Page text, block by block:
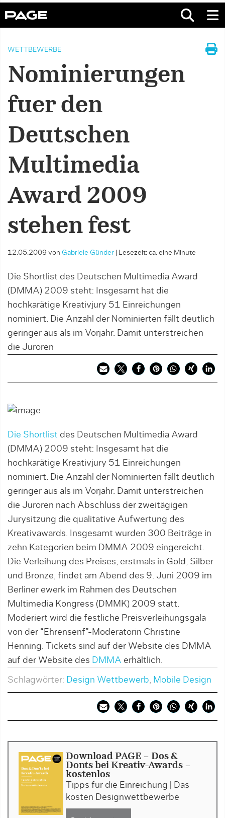
WETTBEWERBE
Nominierungen
fuer den
Deutschen
Multimedia
Award 2009
stehen fest
12.05.2009 von Gabriele Günder Lesezeit: ca. eine Minute
Die Shortlist des Deutschen Multimedia Award
(DMMA) 2009 steht: Insgesamt hat die
hochkarätige Kreativjury 51 Einreichungen
nominiert. Die Anzahl der Nominierten fällt deutlich
geringer aus als im Vorjahr. Damit unterstreichen
die Juroren
Die Shortlist des Deutschen Multimedia Award
(DMMA) 2009 steht: Insgesamt hat die
hochkarätige Kreativjury 51 Einreichungen
nominiert. Die Anzahl der Nominierten fällt deutlich
geringer aus als im Vorjahr. Damit unterstreichen
die Juroren nach Abschluss der zweitägigen
Jurysitzung die qualitative Aufwertung des
Kreativawards. Insgesamt wurden 300 Beiträge in
zehn Kategorien beim DMMA 2009 eingereicht.
Die Verleihung des Preises, erstmals in Gold, Silber
und Bronze, findet am Abend des 9. Juni 2009 im
Berliner ewerk im Rahmen des Deutschen
Multimedia Kongress (DMMK) 2009 statt.
Moderiert wird die festliche Preisverleihungsgala
von der “Ehrensenf”-Moderatorin Christine
Henning. Tickets sind auf der Website des DMMA
auf der Website des
DMMA erhältlich.
Schlagwörter: Design Wettbewerb Mobile Design
Download PAGE - Dos &
Donts bei Kreativ-Awards -
kostenlos
Tipps für die Einreichung | Das
kosten Designwettbewerbe